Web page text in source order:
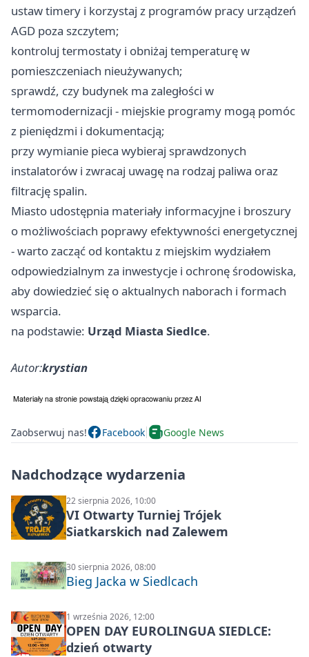
ustaw timery i korzystaj z programów pracy urządzeń
AGD poza szczytem;
kontroluj termostaty i obniżaj temperaturę w
pomieszczeniach nieużywanych;
sprawdź, czy budynek ma zaległości w
termomodernizacji - miejskie programy mogą pomóc
z pieniędzmi i dokumentacją;
przy wymianie pieca wybieraj sprawdzonych
instalatorów i zwracaj uwagę na rodzaj paliwa oraz
filtrację spalin.
Miasto udostępnia materiały informacyjne i broszury
o możliwościach poprawy efektywności energetycznej
- warto zacząć od kontaktu z miejskim wydziałem
odpowiedzialnym za inwestycje i ochronę środowiska,
aby dowiedzieć się o aktualnych naborach i formach
wsparcia.
na podstawie: Urząd Miasta Siedlce.
Autor:krystian
Zaobserwuj nas! Facebook Google News
Nadchodzące wydarzenia
22 sierpnia 2026, 10:00
VI Otwarty Turniej Trójek
Siatkarskich nad Zalewem
30 sierpnia 2026, 08:00
Bieg Jacka w Siedlcach
1 września 2026, 12:00
OPEN DAY EUROLINGUA SIEDLCE:
dzień otwarty